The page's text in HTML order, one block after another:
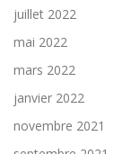
juillet 2022
mai 2022
mars 2022
janvier 2022
novembre 2021